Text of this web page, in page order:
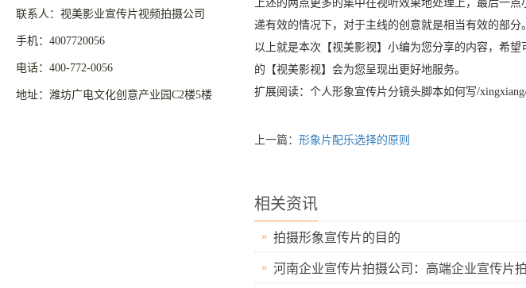
联系人：视美影业宣传片视频拍摄公司
手机：4007720056
电话：400-772-0056
地址：潍坊广电文化创意产业园C2楼5楼
上述的两点更多的集中在视听效果地处理上，最后一
递有效的情况下，对于主线的创意就是相当有效的部分。
以上就是本次【视美影视】小编为您分享的内容，希
的【视美影视】会为您呈现出更好地服务。
扩展阅读：个人形象宣传片分镜头脚本如何写/
上一篇：形象片配乐选择的原则
相关资讯
拍摄形象宣传片的目的
河南企业宣传片拍摄公司：高端企业宣传片